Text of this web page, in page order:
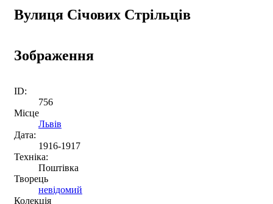
Вулиця Січових Стрільців
Зображення
ID:
756
Місце
Львів
Дата:
1916-1917
Техніка:
Поштівка
Творець
невідомий
Колекція